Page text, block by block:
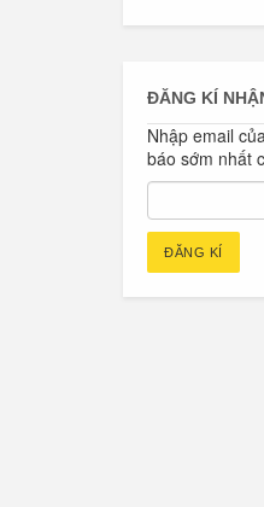
ĐĂNG KÍ
Nhập email
báo sớm nhất